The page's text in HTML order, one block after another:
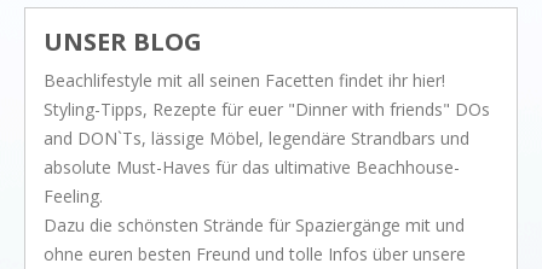
Showroom
STYLES
Rivièra Style
Hampton Style
Nordic Style
BRANDS
Rivièra Maison
UNSER BLOG
Beachlifestyle mit all seinen Facetten findet ihr hier!
Styling-Tipps, Rezepte für euer "Dinner with friends" DOs
and DON`Ts, lässige Möbel, legendäre Strandbars und
absolute Must-Haves für das ultimative Beachhouse-
Feeling.
Dazu die schönsten Strände für Spaziergänge mit und
ohne euren besten Freund und tolle Infos über unsere